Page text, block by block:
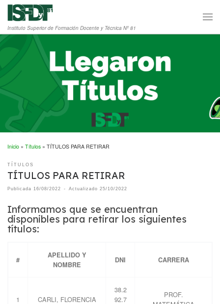
Saltar al contenido
Instituto Superior de Formación Docente y Técnica Nº 81
Inicio » Títulos » TÍTULOS PARA RETIRAR
TÍTULOS
TÍTULOS PARA RETIRAR
Publicada 16/08/2022 - Actualizado 25/10/2022
Informamos que se encuentran
disponibles para retirar los siguientes
títulos:
#
APELLIDO Y
NOMBRE
DNI CARRERA
1 CARLI, FLORENCIA
38.2
92.7
PROF.